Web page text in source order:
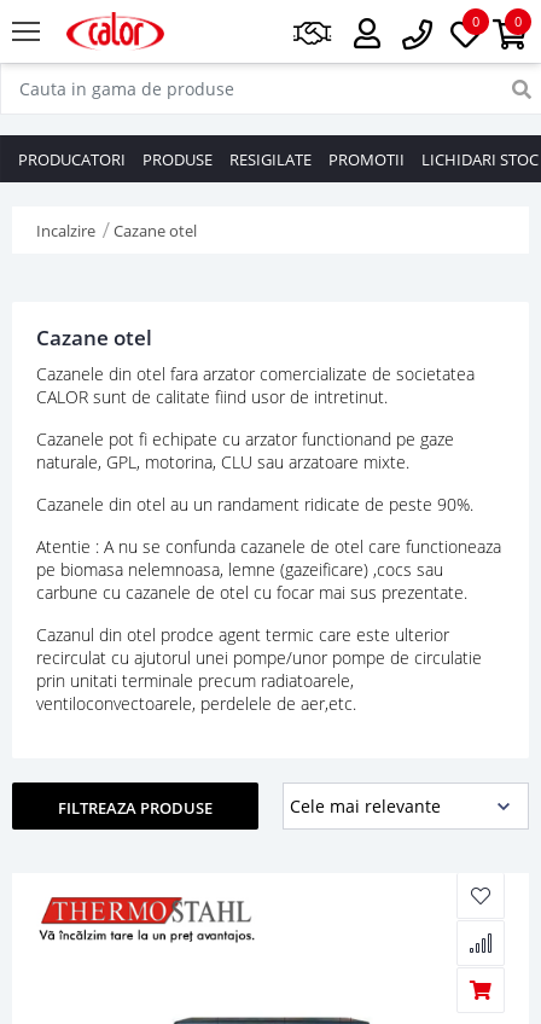
0
0
PRODUCATORI PRODUSE RESIGILATE PROMOTII LICHIDARI STOC
Incalzire Cazane otel
Cazane otel
Cazanele din otel fara arzator comercializate de societatea
CALOR sunt de calitate fiind usor de intretinut.
Cazanele pot fi echipate cu arzator functionand pe gaze
naturale, GPL, motorina, CLU sau arzatoare mixte.
Cazanele din otel au un randament ridicate de peste 90%.
Atentie : A nu se confunda cazanele de otel care functioneaza
pe biomasa nelemnoasa, lemne (gazeificare) ,cocs sau
carbune cu cazanele de otel cu focar mai sus prezentate.
Cazanul din otel prodce agent termic care este ulterior
recirculat cu ajutorul unei pompe/unor pompe de circulatie
prin unitati terminale precum radiatoarele,
ventiloconvectoarele, perdelele de aer,etc.
FILTREAZA PRODUSE